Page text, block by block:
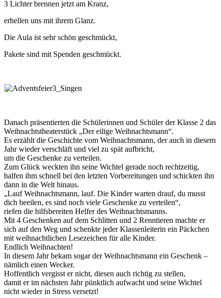
3 Lichter brennen jetzt am Kranz,
erhellen uns mit ihrem Glanz.
Die Aula ist sehr schön geschmückt,
Pakete sind mit Spenden geschmückt.
Danach präsentierten die Schülerinnen und Schüler der Klasse 2 das
Weihnachtstheaterstück „Der eilige Weihnachtsmann“.
Es erzählt die Geschichte vom Weihnachtsmann, der auch in diesem
Jahr wieder verschläft und viel zu spät aufbricht,
um die Geschenke zu verteilen.
Zum Glück weckten ihn seine Wichtel gerade noch rechtzeitig,
halfen ihm schnell bei den letzten Vorbereitungen und schickten ihn
dann in die Welt hinaus.
„Lauf Weihnachtsmann, lauf. Die Kinder warten drauf, du musst
dich beeilen, es sind noch viele Geschenke zu verteilen“,
riefen die hilfsbereiten Helfer des Weihnachtsmanns.
Mit 4 Geschenken auf dem Schlitten und 2 Renntieren machte er
sich auf den Weg und schenkte jeder Klassenleiterin ein Päckchen
mit weihnachtlichen Lesezeichen für alle Kinder.
Endlich Weihnachten!
In diesem Jahr bekam sogar der Weihnachtsmann ein Geschenk –
nämlich einen Wecker.
Hoffentlich vergisst er nicht, diesen auch richtig zu stellen,
damit er im nächsten Jahr pünktlich aufwacht und seine Wichtel
nicht wieder in Stress versetzt!